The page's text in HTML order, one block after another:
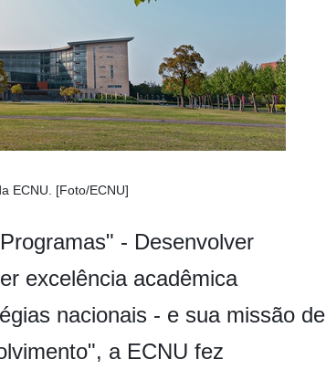
ECNU. [Foto/ECNU]
- Desenvolver
excelência acadêmica
nacionais - e sua missão de
a ECNU fez